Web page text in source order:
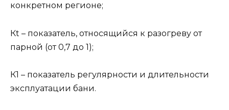
конкретном регионе;
Кt – показатель, относящийся к разогреву от
парной (от 0,7 до 1);
К1 – показатель регулярности и длительности
эксплуатации бани.